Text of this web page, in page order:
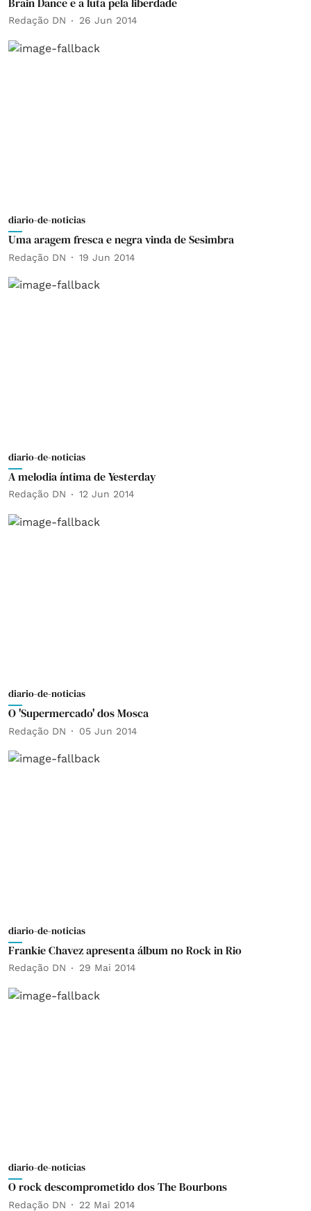
Redação DN 26 Jun 2014
diario-de-noticias
Uma aragem fresca e negra vinda de Sesimbra
Redação DN 19 Jun 2014
diario-de-noticias
A melodia íntima de Yesterday
Redação DN 12 Jun 2014
diario-de-noticias
O 'Supermercado' dos Mosca
Redação DN 05 Jun 2014
diario-de-noticias
Frankie Chavez apresenta álbum no Rock in Rio
Redação DN 29 Mai 2014
diario-de-noticias
O rock descomprometido dos The Bourbons
Redação DN 22 Mai 2014